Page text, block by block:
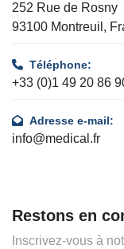
252 Rue de Rosny
93100 Montreuil,
Téléphone:
+33 (0)1 49 20 86
Adresse e-mail:
info@medical.fr
Restons en
Inscrivez-vous à